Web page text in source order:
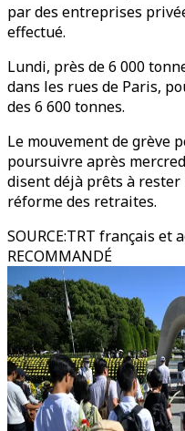
par des entreprises
effectué.
Lundi, près de 6 000
dans les rues de Paris,
des 6 600 tonnes.
Le mouvement de grève
poursuivre après
disent déjà prêts à
réforme des retraites.
SOURCE:TRT français et
RECOMMANDÉ